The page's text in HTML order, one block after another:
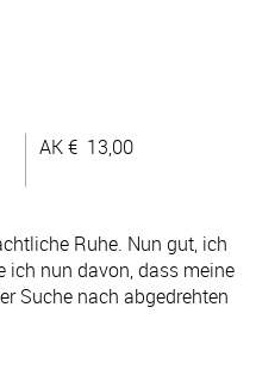
AK € 13,00
Ruhe. Nun gut, ich
ich nun davon, dass meine
Suche nach abgedrehten